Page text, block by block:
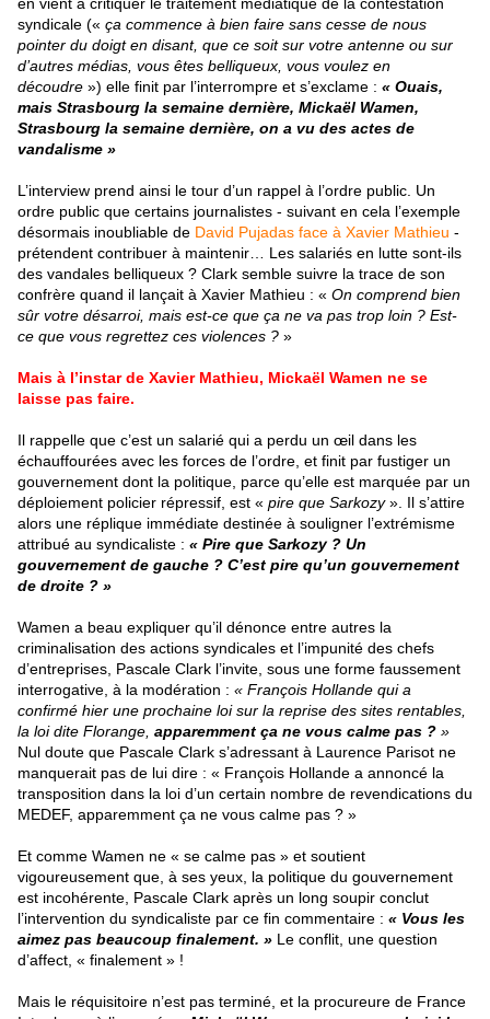
syndicale (« ça commence à bien faire sans cesse de nous
pointer du doigt en disant, que ce soit sur votre antenne ou sur
d’autres médias, vous êtes belliqueux, vous voulez en
découdre ») elle finit par l’interrompre et s’exclame : « Ouais,
mais Strasbourg la semaine dernière, Mickaël Wamen,
Strasbourg la semaine dernière, on a vu des actes de
vandalisme »
L’interview prend ainsi le tour d’un rappel à l’ordre public. Un
ordre public que certains journalistes - suivant en cela l’exemple
désormais inoubliable de David Pujadas face à Xavier Mathieu -
prétendent contribuer à maintenir… Les salariés en lutte sont-ils
des vandales belliqueux ? Clark semble suivre la trace de son
confrère quand il lançait à Xavier Mathieu : « On comprend bien
sûr votre désarroi, mais est-ce que ça ne va pas trop loin ? Est-
ce que vous regrettez ces violences ? »
Mais à l’instar de Xavier Mathieu, Mickaël Wamen ne se
laisse pas faire.
Il rappelle que c’est un salarié qui a perdu un œil dans les
échauffourées avec les forces de l’ordre, et finit par fustiger un
gouvernement dont la politique, parce qu’elle est marquée par un
déploiement policier répressif, est « pire que Sarkozy». Il s’attire
alors une réplique immédiate destinée à souligner l’extrémisme
attribué au syndicaliste : « Pire que Sarkozy ? Un
gouvernement de gauche ? C’est pire qu’un gouvernement
de droite ? »
Wamen a beau expliquer qu’il dénonce entre autres la
criminalisation des actions syndicales et l’impunité des chefs
d’entreprises, Pascale Clark l’invite, sous une forme faussement
interrogative, à la modération : « François Hollande qui a
confirmé hier une prochaine loi sur la reprise des sites rentables,
la loi dite Florange, apparemment ça ne vous calme pas ? »
Nul doute que Pascale Clark s’adressant à Laurence Parisot ne
manquerait pas de lui dire : « François Hollande a annoncé la
transposition dans la loi d’un certain nombre de revendications du
MEDEF, apparemment ça ne vous calme pas ? »
Et comme Wamen ne « se calme pas » et soutient
vigoureusement que, à ses yeux, la politique du gouvernement
est incohérente, Pascale Clark après un long soupir conclut
l’intervention du syndicaliste par ce fin commentaire : « Vous les
aimez pas beaucoup finalement. » Le conflit, une question
d’affect, « finalement » !
Mais le réquisitoire n’est pas terminé, et la procureure de France